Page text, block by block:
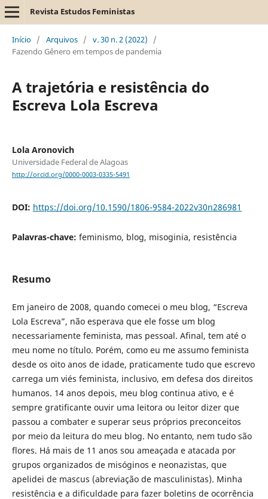
Revista Estudos Feministas
Início / Arquivos / v. 30 n. 2 (2022)
/
Fazendo Gênero em tempos de pandemia
A trajetória e resistência do
Escreva Lola Escreva
Lola Aronovich
Universidade Federal de Alagoas
http://orcid.org/0000-0003-0335-5491
DOI: https://doi.org/10.1590/1806-9584-2022v30n286981
Palavras-chave: feminismo, blog, misoginia, resistência
Resumo
Em janeiro de 2008, quando comecei o meu blog, “Escreva
Lola Escreva”, não esperava que ele fosse um blog
necessariamente feminista, mas pessoal. Afinal, tem até o
meu nome no título. Porém, como eu me assumo feminista
desde os oito anos de idade, praticamente tudo que escrevo
carrega um viés feminista, inclusivo, em defesa dos direitos
humanos. 14 anos depois, meu blog continua ativo, e é
sempre gratificante ouvir uma leitora ou leitor dizer que
passou a combater e superar seus próprios preconceitos
por meio da leitura do meu blog. No entanto, nem tudo são
flores. Há mais de 11 anos sou ameaçada e atacada por
grupos organizados de misóginos e neonazistas, que
apelidei de mascus (abreviação de masculinistas). Minha
resistência e a dificuldade para fazer boletins de ocorrência